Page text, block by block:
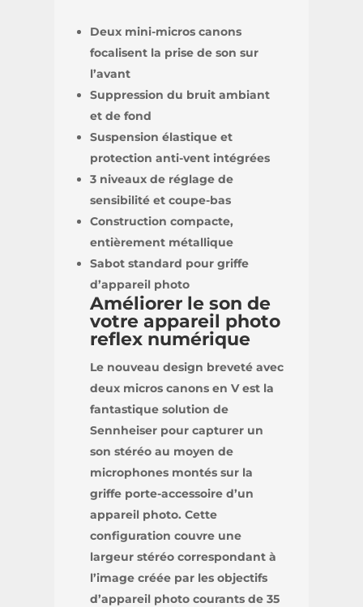
Deux mini-micros canons
focalisent la prise de son sur
l’avant
Suppression du bruit ambiant
et de fond
Suspension élastique et
protection anti-vent intégrées
3 niveaux de réglage de
sensibilité et coupe-bas
Construction compacte,
entièrement métallique
Sabot standard pour griffe
d’appareil photo
Améliorer le son de
votre appareil photo
reflex numérique
Le nouveau design breveté avec
deux micros canons en V est la
fantastique solution de
Sennheiser pour capturer un
son stéréo au moyen de
microphones montés sur la
griffe porte-accessoire d’un
appareil photo. Cette
configuration couvre une
largeur stéréo correspondant à
l’image créée par les objectifs
d’appareil photo courants de 35